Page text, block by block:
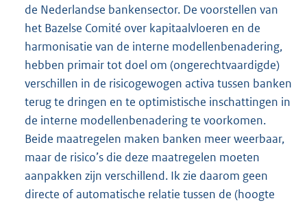
de Nederlandse bankensector. De voorstellen van
het Bazelse Comité over kapitaalvloeren en de
harmonisatie van de interne modellenbenadering,
hebben primair tot doel om (ongerechtvaardigde)
verschillen in de risicogewogen activa tussen banken
terug te dringen en te optimistische inschattingen in
de interne modellenbenadering te voorkomen.
Beide maatregelen maken banken meer weerbaar,
maar de risico’s die deze maatregelen moeten
aanpakken zijn verschillend. Ik zie daarom geen
directe of automatische relatie tussen de (hoogte